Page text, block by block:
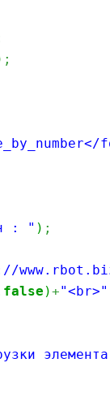
;
: " ) ;
false )+"<br>"